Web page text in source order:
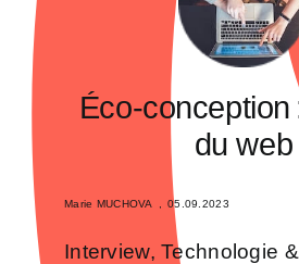
Éco-conception
du web
Marie MUCHOVA 05.09.2023
Interview,Technologie